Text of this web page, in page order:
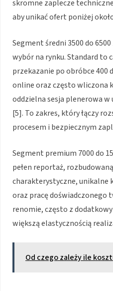
skromne zaplecze
aby unikać ofert poniżej
Segment średni 3500 do
wybór na rynku. Standard to
przekazanie po obróbce 400
online oraz często wliczona
oddzielna sesja plenerowa
[5]. To zakres, który łączy
procesem i bezpiecznym
Segment premium 7000 do
pełen reportaż,
charakterystyczne, unikalne
oraz pracę doświadczonego
renomie, często z
większą elastycznością
Od czego zależy ile